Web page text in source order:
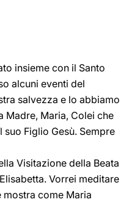
insieme con il Santo
alcuni eventi del
salvezza e lo abbiamo
Madre, Maria, Colei che
Figlio Gesù. Sempre
Visitazione della Beata
Vorrei meditare
come Maria